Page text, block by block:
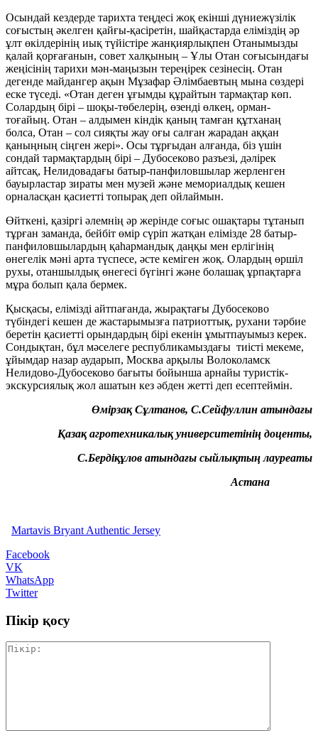
Осындай кездерде тарихта теңдесі жоқ екінші дүниежүзілік
соғыстың әкелген қайғы-қасіретін, шайқастарда еліміздің әр
ұлт өкілдерінің иық түйістіре жанқиярлықпен Отанымызды
қалай қорғағанын, совет халқының – Ұлы Отан соғысындағы
жеңісінің тарихи мән-маңызын тереңірек сезінесің. Отан
дегенде майдангер ақын Мұзафар Әлімбаевтың мына сөздері
еске түседі. «Отан деген ұғымды құрайтын тармақтар көп.
Солардың бірі – шоқы-төбелерің, өзенді өлкең, орман-
тоғайың. Отан – алдымен кіндік қаның тамған құтханаң
болса, Отан – сол сияқты жау оғы салған жарадан аққан
қаныңның сіңген жері». Осы тұрғыдан алғанда, біз үшін
сондай тармақтардың бірі – Дубосеково разъезі, дәлірек
айтсақ, Нелидовадағы батыр-панфиловшылар жерленген
бауырластар зираты мен музей және мемориалдық кешен
орналасқан қасиетті топырақ деп ойлаймын.
Өйткені, қазіргі әлемнің әр жерінде соғыс ошақтары тұтанып
тұрған заманда, бейбіт өмір сүріп жатқан елімізде 28 батыр-
панфиловшылардың қаһармандық даңқы мен ерлігінің
өнегелік мәні арта түспесе, әсте кеміген жоқ. Олардың өршіл
рухы, отаншылдық өнегесі бүгінгі және болашақ ұрпақтарға
мұра болып қала бермек.
Қысқасы, елімізді айтпағанда, жырақтағы Дубосеково
түбіндегі кешен де жастарымызға патриоттық, рухани тәрбие
беретін қасиетті орындардың бірі екенін ұмытпауымыз керек.
Сондықтан, бұл мәселеге республикамыздағы тиісті мекеме,
ұйымдар назар аударып, Москва арқылы Волоколамск
Нелидово-Дубосеково бағыты бойынша арнайы туристік-
экскурсиялық жол ашатын кез әбден жетті деп есептеймін.
Өмірзақ Сұлтанов, С.Сейфуллин атындағы
Қазақ агротехникалық университетінің доценты,
С.Бердіқұлов атындағы сыйлықтың лауреаты
Астана
Martavis Bryant Authentic Jersey
Facebook
VK
WhatsApp
Twitter
Пікір қосу